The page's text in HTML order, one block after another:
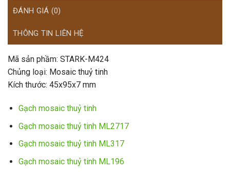
ĐÁNH GIÁ (0)
THÔNG TIN LIÊN HỆ
Mã sản phầm: STARK-M424
Chủng loại: Mosaic thuỷ tinh
Kích thước: 45x95x7 mm
Gạch mosaic thuỷ tinh
Gạch mosaic thuỷ tinh ML2717
Gạch mosaic thuỷ tinh ML317
Gạch mosaic thuỷ tinh ML196